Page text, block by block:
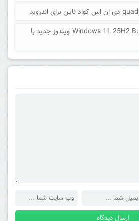
دانلود Windows 11 25H2 Build 27774.1000 ویندوز جدید با